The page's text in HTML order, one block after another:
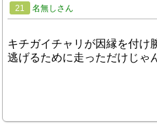
21
名無しさん
キチガイチャリが因縁を付け
逃げるために走っただけじゃ